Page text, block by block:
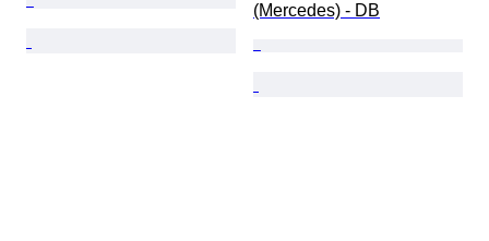
(Mercedes) - DB